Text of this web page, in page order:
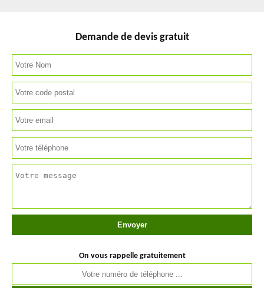
Demande de devis gratuit
On vous rappelle gratuitement